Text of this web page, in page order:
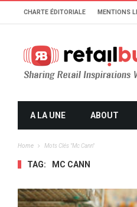
CHARTE ÉDITORIALE MENTIONS
A LA UNE ABOUT
Home Mots Clés "Mc Cann"
TAG: MC CANN